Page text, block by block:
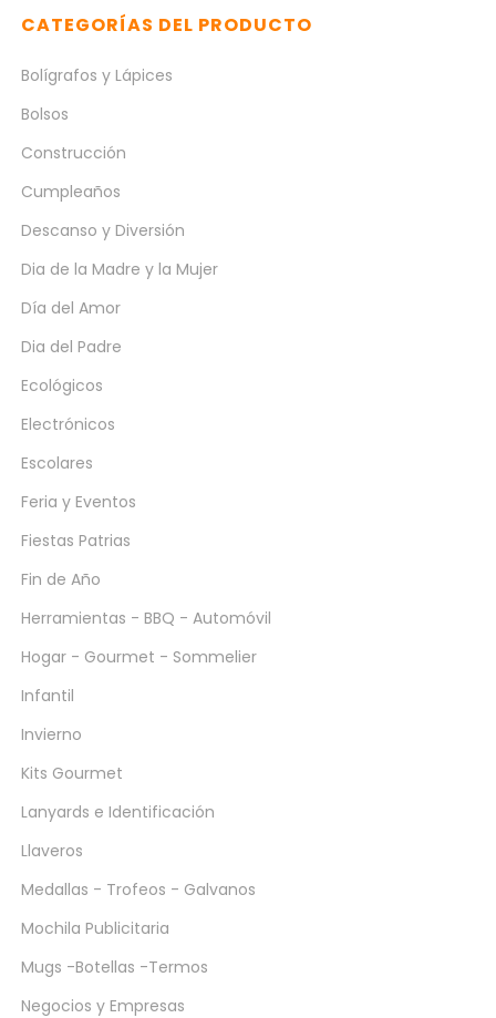
CATEGORÍAS DEL PRODUCTO
Bolígrafos y Lápices
Bolsos
Construcción
Cumpleaños
Descanso y Diversión
Dia de la Madre y la Mujer
Día del Amor
Dia del Padre
Ecológicos
Electrónicos
Escolares
Feria y Eventos
Fiestas Patrias
Fin de Año
Herramientas - BBQ - Automóvil
Hogar - Gourmet - Sommelier
Infantil
Invierno
Kits Gourmet
Lanyards e Identificación
Llaveros
Medallas - Trofeos - Galvanos
Mochila Publicitaria
Mugs -Botellas -Termos
Negocios y Empresas